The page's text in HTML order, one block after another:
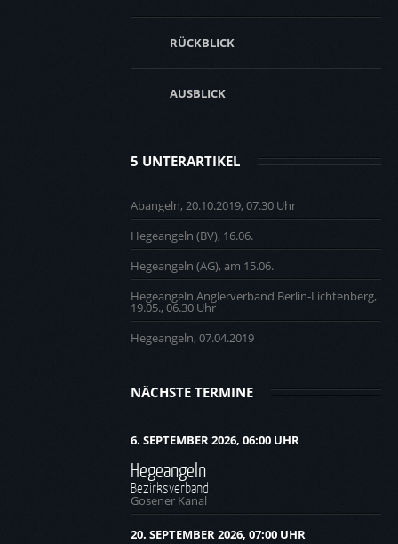
RÜCKBLICK
AUSBLICK
5 UNTERARTIKEL
Abangeln, 20.10.2019, 07.30 Uhr
Hegeangeln (BV), 16.06.
Hegeangeln (AG), am 15.06.
Hegeangeln Anglerverband Berlin-Lichtenberg,
19.05., 06.30 Uhr
Hegeangeln, 07.04.2019
NÄCHSTE TERMINE
6. SEPTEMBER 2026, 06:00 UHR
Hegeangeln
Bezirksverband
Gosener Kanal
20. SEPTEMBER 2026, 07:00 UHR